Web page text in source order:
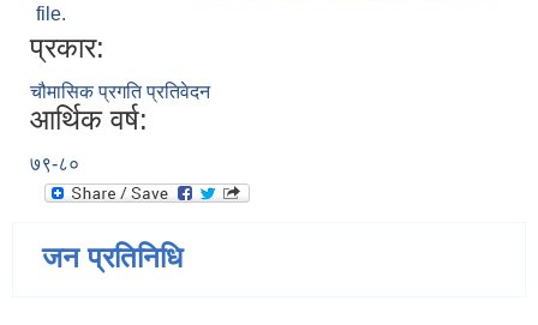
file.
प्रकार:
चौमासिक प्रगति प्रतिवेदन
आर्थिक वर्ष:
७९-८०
जन प्रतिनिधि